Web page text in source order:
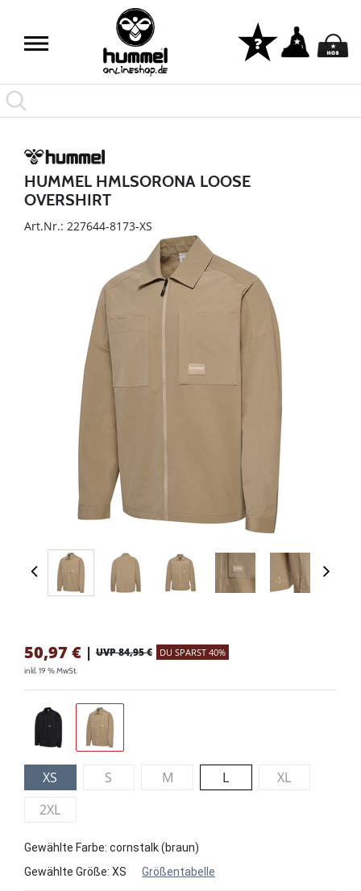
HUMMEL HMLSORONA LOOSE
OVERSHIRT
Art.Nr.: 227644-8173-XS
50,97 € | UVP 84,95 € DU SPARST 40%
inkl. 19 % MwSt.
XS S M L
XL
2XL
Gewählte Farbe: cornstalk (braun)
Gewählte Größe: XS Größentabelle